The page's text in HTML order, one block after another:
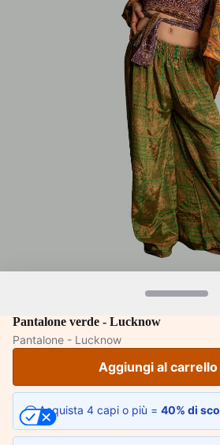
Pantalone verde - Lucknow
Pantalone - Lucknow
Aggiungi al carrello
Acquista 4 capi o più = 40% di